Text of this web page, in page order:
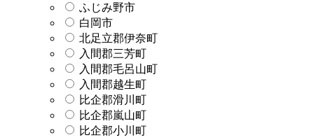
ふじみ野市
白岡市
北足立郡伊奈町
入間郡三芳町
入間郡毛呂山町
入間郡越生町
比企郡滑川町
比企郡嵐山町
比企郡小川町